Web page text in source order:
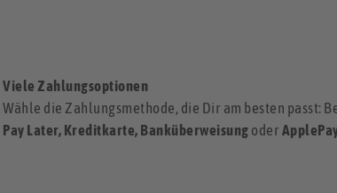
Viele Zahlungsoptionen
Wähle die Zahlungsmethode, die Dir am besten passt:
Pay Later, Kreditkarte, Banküberweisung oder